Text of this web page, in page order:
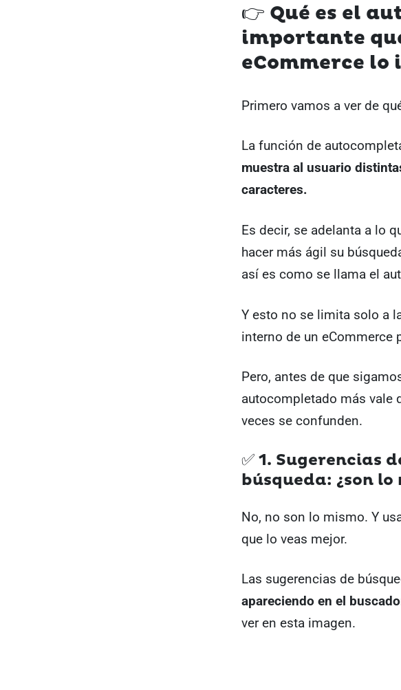
👉 Qué es el
importante
eCommerce lo
Primero vamos a ver de
La función de
muestra al usuario
caracteres.
Es decir, se adelanta a lo
hacer más ágil su
así es como se llama el
Y esto no se limita solo a
interno de un eCommerce
Pero, antes de que
autocompletado más vale
veces se confunden.
✅ 1. Sugerencias
búsqueda: ¿son lo
No, no son lo mismo. Y
que lo veas mejor.
Las sugerencias de
apareciendo en el
ver en esta imagen.